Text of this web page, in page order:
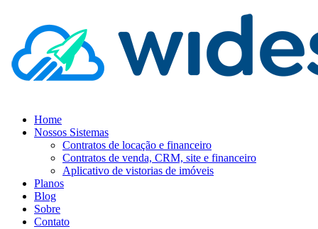
Home
Nossos Sistemas
Contratos de locação e financeiro
Contratos de venda, CRM, site e financeiro
Aplicativo de vistorias de imóveis
Planos
Blog
Sobre
Contato